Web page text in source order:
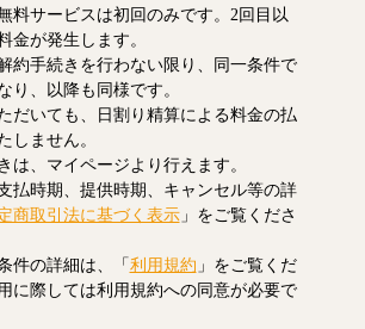
料サービスは初回のみです。2回目以
金が発生します。
約手続きを行わない限り、同一条件で
り、以降も同様です。
だいても、日割り精算による料金の払
しません。
は、マイページより行えます。
払時期、提供時期、キャンセル等の詳
商取引法に基づく表示」をご覧くださ
件の詳細は、「利用規約 」をご覧くだ
に際しては利用規約への同意が必要で